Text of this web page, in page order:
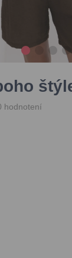
hodnotení